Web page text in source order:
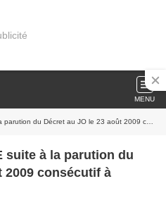
MENU
au JO le 23 août 2009 consécutif à l’amendement 60
suite à la parution du
2009 consécutif à